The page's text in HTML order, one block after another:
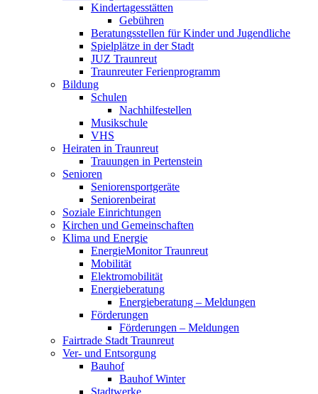
Kindertagesstätten
Gebühren
Beratungsstellen für Kinder und Jugendliche
Spielplätze in der Stadt
JUZ Traunreut
Traunreuter Ferienprogramm
Bildung
Schulen
Nachhilfestellen
Musikschule
VHS
Heiraten in Traunreut
Trauungen in Pertenstein
Senioren
Seniorensportgeräte
Seniorenbeirat
Soziale Einrichtungen
Kirchen und Gemeinschaften
Klima und Energie
EnergieMonitor Traunreut
Mobilität
Elektromobilität
Energieberatung
Energieberatung – Meldungen
Förderungen
Förderungen – Meldungen
Fairtrade Stadt Traunreut
Ver- und Entsorgung
Bauhof
Bauhof Winter
Stadtwerke